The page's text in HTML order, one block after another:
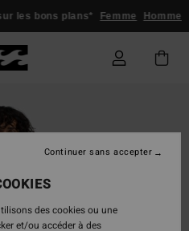
les bons plans* Femme Homme
des cookies ou une
et/ou accéder à des
Continuer sans accepter